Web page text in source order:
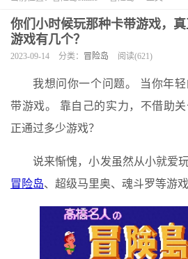
你们小时候玩那种卡带游戏，
游戏有几个？
2023-09-14 分类： 冒险岛 阅读(621)
我想问你一个问题。 当你年
带游戏。 靠自己的实力，不借助
正通过多少游戏？
说来惭愧，小发虽然从小就爱
冒险岛、超级马里奥、魂斗罗等游